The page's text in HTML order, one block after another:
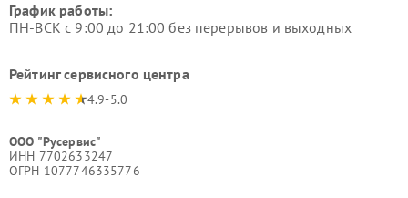
График работы:
ПН-ВСК с 9:00 до 21:00 без перерывов и выходных
Рейтинг сервисного центра
4.9-5.0
ООО "Русервис"
ИНН 7702633247
ОГРН 1077746335776